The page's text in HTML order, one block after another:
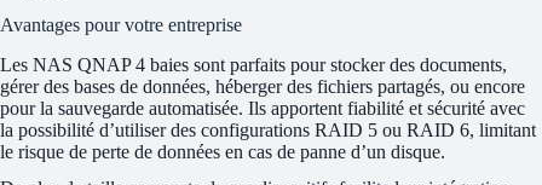
Avantages pour votre entreprise
Les NAS QNAP 4 baies sont parfaits pour stocker des documents,
gérer des bases de données, héberger des fichiers partagés, ou encore
pour la sauvegarde automatisée. Ils apportent fiabilité et sécurité avec
la possibilité d’utiliser des configurations RAID 5 ou RAID 6, limitant
le risque de perte de données en cas de panne d’un disque.